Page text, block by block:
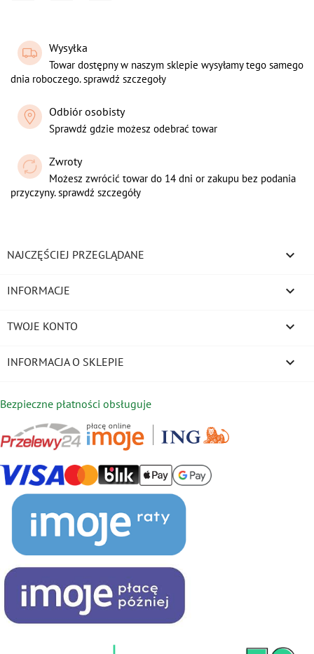
Wysyłka
Towar dostępny w naszym sklepie wysyłamy tego samego
dnia roboczego. sprawdź szczegoły
Odbiór osobisty
Sprawdź gdzie możesz odebrać towar
Zwroty
Możesz zwrócić towar do 14 dni or zakupu bez podania
przyczyny. sprawdź szczegóły
NAJCZĘŚCIEJ PRZEGLĄDANE 
INFORMACJE 
TWOJE KONTO 
INFORMACJA O SKLEPIE keyboard_arrow_down
Bezpieczne płatności obsługuje